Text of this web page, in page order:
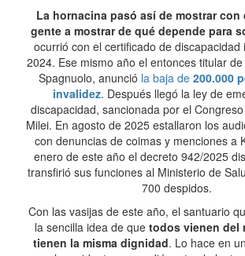
La hornacina pasó así de mostrar con
gente a mostrar de qué depende para
ocurrió con el certificado de discapacidad
2024. Ese mismo año el entonces titular
Spagnuolo, anunció la baja de 200.000
invalidez. Después llegó la ley de
discapacidad, sancionada por el
Milei. En agosto de 2025 estallaron los
con denuncias de coimas y menciones a
enero de este año el decreto 942/2025
transfirió sus funciones al Ministerio de
700 despidos.
Con las vasijas de este año, el santuario
la sencilla idea de que todos vienen del
tienen la misma dignidad. Lo hace en